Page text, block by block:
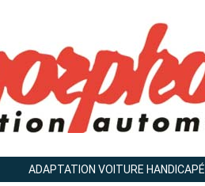
ADAPTATION VOITURE HANDICAPÉ